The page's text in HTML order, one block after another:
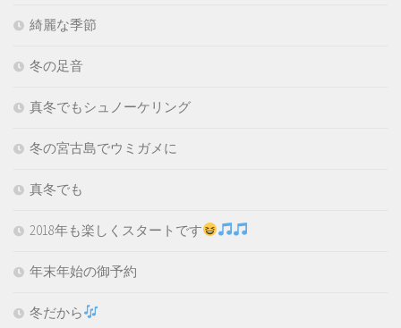
綺麗な季節
冬の足音
真冬でもシュノーケリング
冬の宮古島でウミガメに
真冬でも
2018年も楽しくスタートです
年末年始の御予約
冬だから